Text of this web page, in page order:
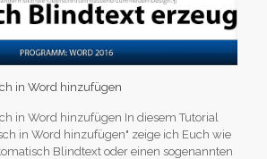
in Word hinzufügen
in Word hinzufügen In diesem Tutorial
in Word hinzufügen" zeige ich Euch wie
Blindtext oder einen sogenannten